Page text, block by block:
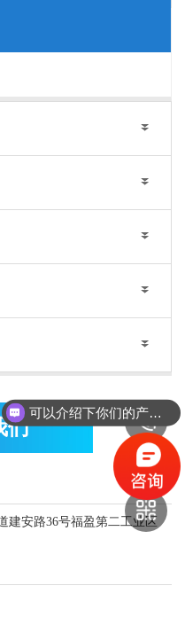
们
建安路36号福盈第二工业区
可以介绍下你们的产品么？